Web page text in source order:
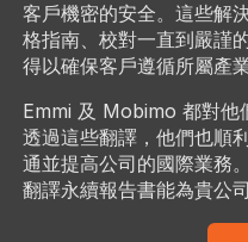
客戶機密的安全。這些解
格指南、校對一直到嚴謹
得以確保客戶遵循所屬產
Emmi 及 Mobimo 都對他
透過這些翻譯，他們也順
通並提高公司的國際業務
翻譯永續報告書能為貴公